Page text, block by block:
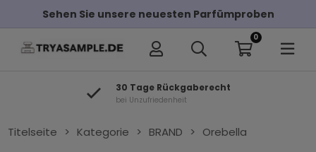
Sehen Sie unsere neuesten Parfümproben
0
30 Tage Rückgaberecht
bei Unzufriedenheit
Titelseite > Kategorie > BRAND > Orebella